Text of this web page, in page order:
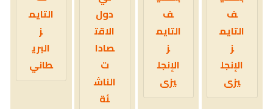
ف
التايم
ز
الإنجل
يزى
ف
التايم
ز
الإنجل
يزى
دول
الاقت
صادا
ت
الناش
ئة
التايم
ز
البري
طاني